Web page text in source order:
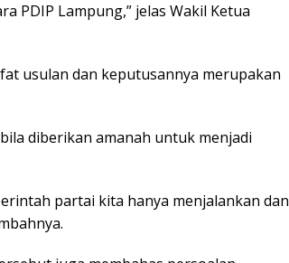
PDIP Lampung,” jelas Wakil Ketua
usulan dan keputusannya merupakan
diberikan amanah untuk menjadi
partai kita hanya menjalankan dan